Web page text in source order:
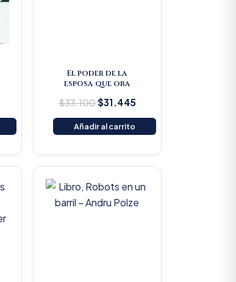
El poder de la
esposa que ora
$33.100$31.445
Añadir al carrito